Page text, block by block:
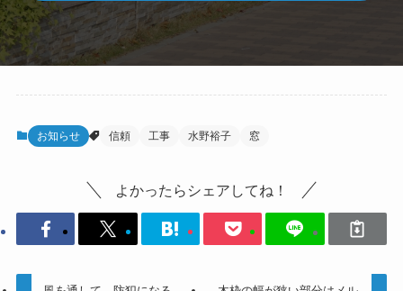
お知らせ 信頼 工事 水野裕子 窓
よかったらシェアしてね！